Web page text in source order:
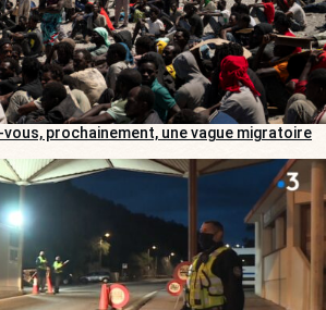
vous, prochainement, une vague migratoire